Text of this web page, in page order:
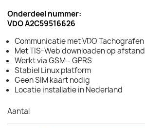
Onderdeel nummer:
VDO A2C59516626
Communicatie met VDO Tachografen
Met TIS-Web downloaden op afstand
Werkt via GSM - GPRS
Stabiel Linux platform
Geen SIM kaart nodig
Locatie installatie in Nederland
Aantal